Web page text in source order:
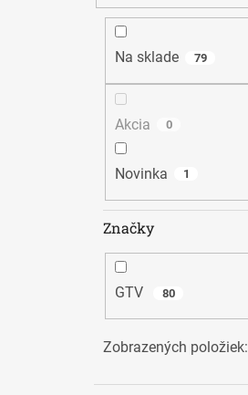
Na sklade 79
Akcia 0
Novinka 1
Značky
GTV 80
Zobrazených položiek: